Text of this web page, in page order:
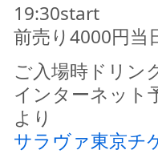
19:30start
前売り4000円当
ご入場時ドリン
インターネット
より
サラヴァ東京チ